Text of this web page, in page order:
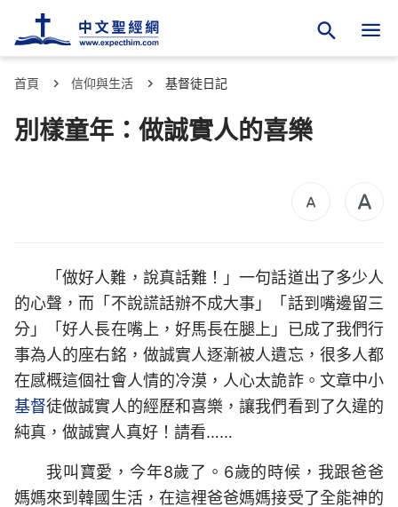
首頁 信仰與生活 基督徒日記
別樣童年：做誠實人的喜樂
「做好人難，說真話難！」一句話道出了多少人
的心聲，而「不說謊話辦不成大事」「話到嘴邊留三
分」「好人長在嘴上，好馬長在腿上」已成了我們行
事為人的座右銘，做誠實人逐漸被人遺忘，很多人都
在感概這個社會人情的冷漠，人心太詭詐。文章中小
基督徒做誠實人的經歷和喜樂，讓我們看到了久違的
純真，做誠實人真好！請看……
我叫寶愛，今年8歲了。6歲的時候，我跟爸爸
媽媽來到韓國生活，在這裡爸爸媽媽接受了全能神的